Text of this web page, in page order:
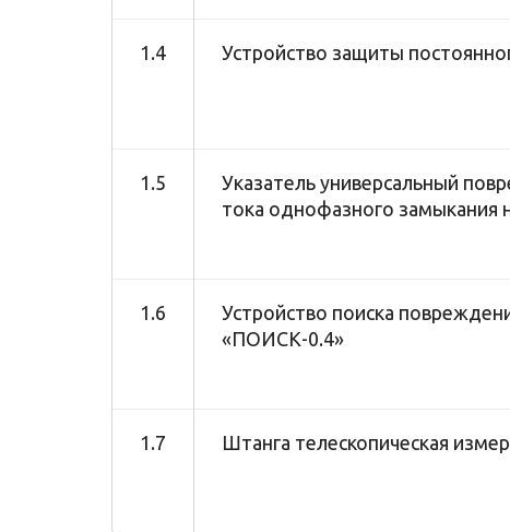
1.4 Устройство защиты
1.5
Указатель универсальный
тока однофазного
1.6
Устройство поиска
«ПОИСК-0.4»
1.7 Штанга телескопическая